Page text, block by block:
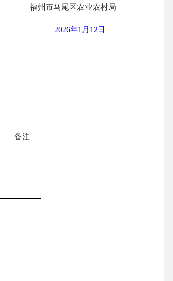
福州市马尾区农业农村局
2026年1月 12 日
备注